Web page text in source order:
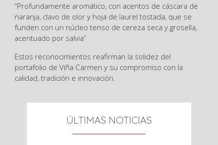
“Profundamente aromático, con acentos de cáscara de
naranja, clavo de olor y hoja de laurel tostada, que se
funden con un núcleo tenso de cereza seca y grosella,
acentuado por salvia”
Estos reconocimientos reafirman la solidez del
portafolio de Viña Carmen y su compromiso con la
calidad, tradición e innovación.
ÚLTIMAS NOTICIAS